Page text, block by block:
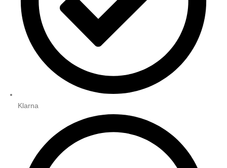
Klarna